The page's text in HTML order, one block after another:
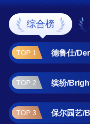
级、口碑、销量等12
荟盆栽十大品牌排行
仕/Deroose、缤纷/
虹越、爱垦园艺、橙
Orange、安祖/
微 。如果您正在查找
么本芦荟盆栽十大品
考，我们致力于用最
品牌推荐，让您选得
综合榜
TOP 1 德鲁仕/
TOP 2 缤纷/
TOP 3 保尔园艺/